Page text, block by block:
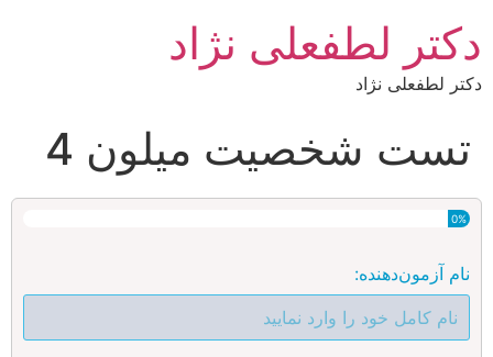
دکتر لطفعلی نژاد
دکتر لطفعلی نژاد
تست شخصیت میلون 4
0%
نام آزمون‌دهنده: